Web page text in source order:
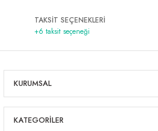
TAKSİT SEÇENEKLERİ
+6 taksit seçeneği
KURUMSAL
KATEGORİLER